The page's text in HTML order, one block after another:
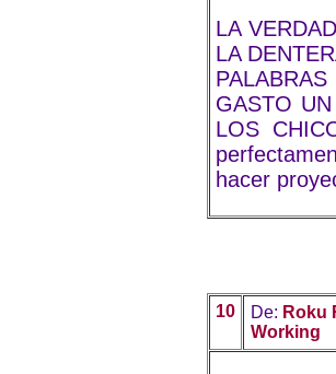
LA
LA
GASTO
LOS
hacer
10 De: Roku
Working